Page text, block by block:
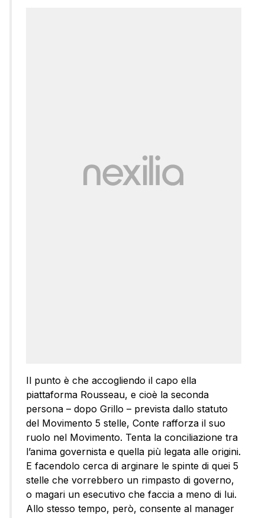
Il punto è che accogliendo il capo ella
piattaforma Rousseau, e cioè la seconda
persona – dopo Grillo – prevista dallo statuto
del Movimento 5 stelle, Conte rafforza il suo
ruolo nel Movimento. Tenta la conciliazione tra
l’anima governista e quella più legata alle origini.
E facendolo cerca di arginare le spinte di quei 5
stelle che vorrebbero un rimpasto di governo,
o magari un esecutivo che faccia a meno di lui.
Allo stesso tempo, però, consente al manager